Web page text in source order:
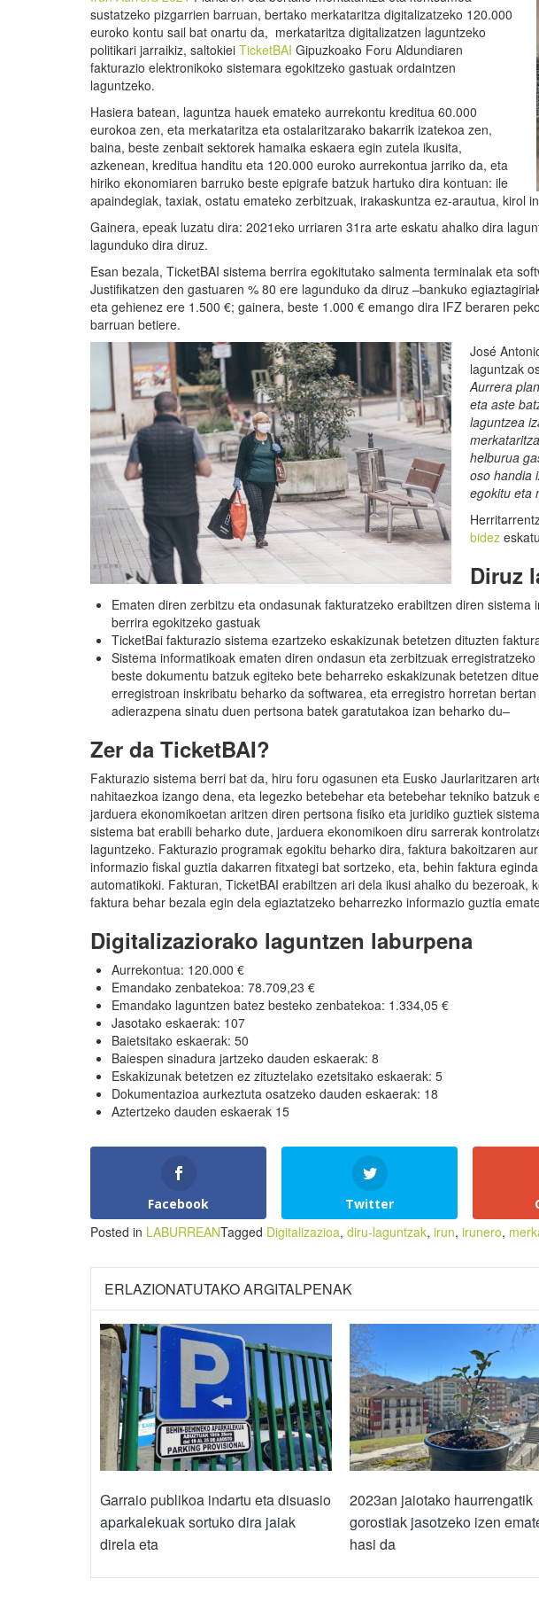
sustatzeko pizgarrien barruan, bertako merkataritza digitalizatzeko 120.000
euroko kontu sail bat onartu da, merkataritza digitalizatzen laguntzeko
politikari jarraikiz, saltokiei TicketBAI Gipuzkoako Foru Aldundiaren
fakturazio elektronikoko sistemara egokitzeko gastuak ordaintzen
laguntzeko.
Hasiera batean, laguntza hauek emateko aurrekontu kreditua 60.000
eurokoa zen, eta merkataritza eta ostalaritzarako bakarrik izatekoa zen,
baina, beste zenbait sektorek hamaika eskaera egin zutela ikusita,
azkenean, kreditua handitu eta 120.000 euroko aurrekontua jarriko da, eta
hiriko ekonomiaren barruko beste epigrafe batzuk hartuko dira kontuan: ile
apaindegiak, taxiak, ostatu emateko zerbitzuak, irakaskuntza ez-arautua, kirol
Gainera, epeak luzatu dira: 2021eko urriaren 31ra arte eskatu ahalko dira
lagunduko dira diruz.
Esan bezala, TicketBAI sistema berrira egokitutako salmenta terminalak eta
Justifikatzen den gastuaren % 80 ere lagunduko da diruz –bankuko
eta gehienez ere 1.500 €; gainera, beste 1.000 € emango dira IFZ beraren
barruan betiere.
José
laguntzak
Aurrera
eta aste
laguntzea
helburua
oso handia
egokitu eta
bidez
Diruz
Ematen diren zerbitzu eta ondasunak fakturatzeko erabiltzen diren
berrira egokitzeko gastuak
TicketBai fakturazio sistema ezartzeko eskakizunak betetzen dituzten
Sistema informatikoak ematen diren ondasun eta zerbitzuak
beste dokumentu batzuk egiteko bete beharreko eskakizunak betetzen
erregistroan inskribatu beharko da softwarea, eta erregistro horretan
adierazpena sinatu duen pertsona batek garatutakoa izan beharko du–
Zer da TicketBAI?
Fakturazio sistema berri bat da, hiru foru ogasunen eta Eusko Jaurlaritzaren
nahitaezkoa izango dena, eta legezko betebehar eta betebehar tekniko
jarduera ekonomikoetan aritzen diren pertsona fisiko eta juridiko guztiek
sistema bat erabili beharko dute, jarduera ekonomikoen diru sarrerak
laguntzeko. Fakturazio programak egokitu beharko dira, faktura bakoitzaren
informazio fiskal guztia dakarren fitxategi bat sortzeko, eta, behin faktura
automatikoki. Fakturan, TicketBAI erabiltzen ari dela ikusi ahalko du bezeroak,
faktura behar bezala egin dela egiaztatzeko beharrezko informazio guztia
Digitalizaziorako laguntzen laburpena
Aurrekontua: 120.000 €
Emandako zenbatekoa: 78.709,23 €
Emandako laguntzen batez besteko zenbatekoa: 1.334,05 €
Jasotako eskaerak: 107
Baietsitako eskaerak: 50
Baiespen sinadura jartzeko dauden eskaerak: 8
Eskakizunak betetzen ez zituztelako ezetsitako eskaerak: 5
Dokumentazioa aurkeztuta osatzeko dauden eskaerak: 18
Aztertzeko dauden eskaerak 15
Facebook Twitter
Posted in LABURREANTagged Digitalizazioa, diru-laguntzak, irun, irunero,
ERLAZIONATUTAKO ARGITALPENAK
Garraio publikoa indartu eta disuasio
aparkalekuak sortuko dira jaiak
direla eta
2023an jaiotako haurrengatik
gorostiak jasotzeko izen
hasi da